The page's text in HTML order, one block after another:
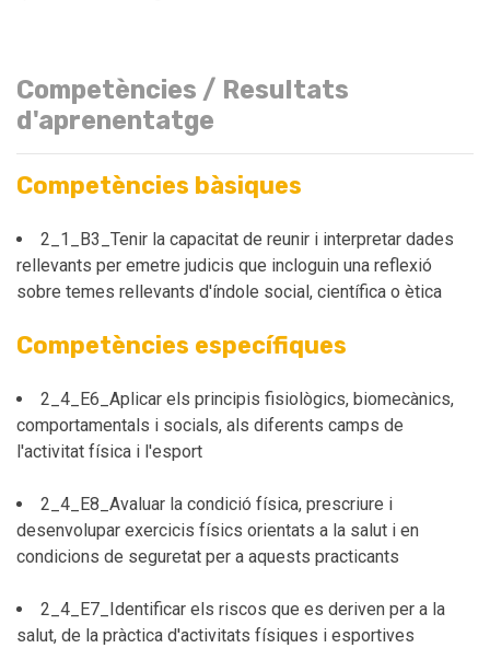
Competències / Resultats
d'aprenentatge
Competències bàsiques
2_1_B3_Tenir la capacitat de reunir i interpretar dades
rellevants per emetre judicis que incloguin una reflexió
sobre temes rellevants d'índole social, científica o ètica
Competències específiques
2_4_E6_Aplicar els principis fisiològics, biomecànics,
comportamentals i socials, als diferents camps de
l'activitat física i l'esport
2_4_E8_Avaluar la condició física, prescriure i
desenvolupar exercicis físics orientats a la salut i en
condicions de seguretat per a aquests practicants
2_4_E7_Identificar els riscos que es deriven per a la
salut, de la pràctica d'activitats físiques i esportives